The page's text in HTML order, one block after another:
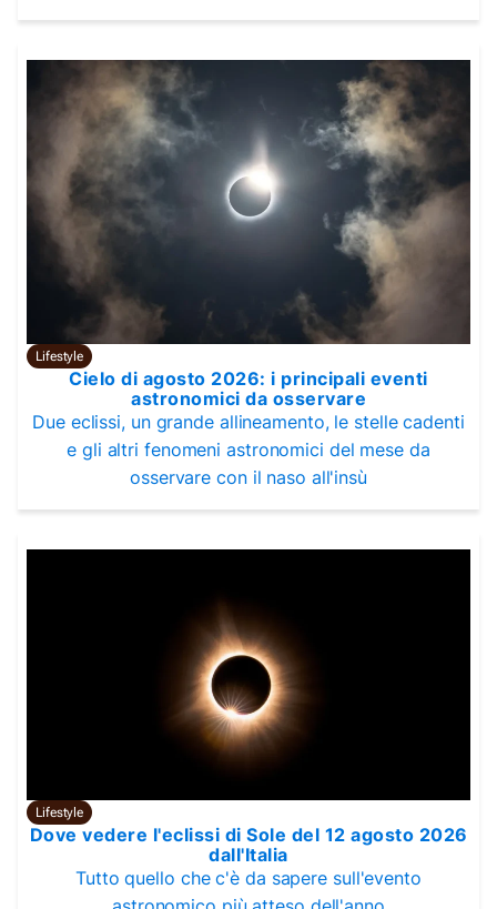
Lifestyle
Cielo di agosto 2026: i principali eventi
astronomici da osservare
Due eclissi, un grande allineamento, le stelle cadenti
e gli altri fenomeni astronomici del mese da
osservare con il naso all'insù
Lifestyle
Dove vedere l'eclissi di Sole del 12 agosto 2026
dall'Italia
Tutto quello che c'è da sapere sull'evento